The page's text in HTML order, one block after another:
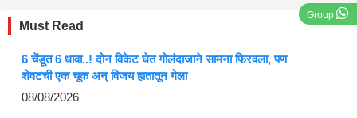
Group
Must Read
6 चेंडूत 6 धावा..! दोन विकेट घेत गोलंदाजाने सामना फिरवला, पण
शेवटची एक चूक अन् विजय हातातून गेला
08/08/2026